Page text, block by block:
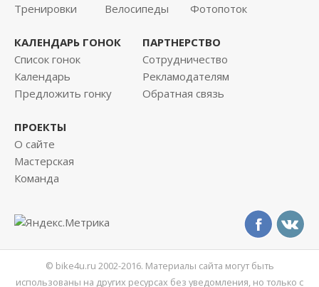
Тренировки
Велосипеды
Фотопоток
КАЛЕНДАРЬ ГОНОК
Список гонок
Календарь
Предложить гонку
ПАРТНЕРСТВО
Сотрудничество
Рекламодателям
Обратная связь
ПРОЕКТЫ
О сайте
Мастерская
Команда
© bike4u.ru 2002-2016. Материалы сайта могут быть
использованы на других ресурсах без уведомления, но только с